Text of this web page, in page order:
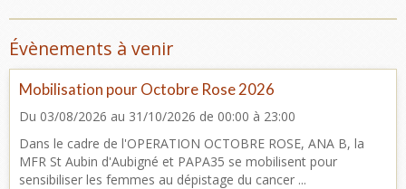
Évènements à venir
Mobilisation pour Octobre Rose 2026
Du 03/08/2026 au 31/10/2026 de 00:00 à 23:00
Dans le cadre de l'OPERATION OCTOBRE ROSE, ANA B, la
MFR St Aubin d'Aubigné et PAPA35 se mobilisent pour
sensibiliser les femmes au dépistage du cancer ...